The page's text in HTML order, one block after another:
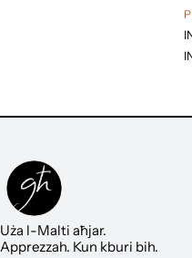
Uża l-Malti aħjar.
Apprezzah. Kun kburi bih.